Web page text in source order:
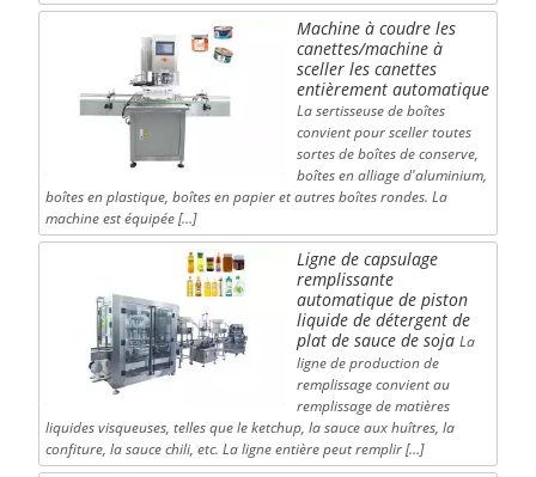
Machine à coudre les
canettes/machine à
sceller les canettes
entièrement automatique
La sertisseuse de boîtes
convient pour sceller toutes
sortes de boîtes de conserve,
boîtes en alliage d'aluminium,
boîtes en plastique, boîtes en papier et autres boîtes rondes. La
machine est équipée […]
Ligne de capsulage
remplissante
automatique de piston
liquide de détergent de
plat de sauce de soja La
ligne de production de
remplissage convient au
remplissage de matières
liquides visqueuses, telles que le ketchup, la sauce aux huîtres, la
confiture, la sauce chili, etc. La ligne entière peut remplir […]